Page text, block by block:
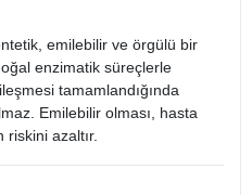
emilebilir ve örgülü bir
enzimatik süreçlerle
tamamlandığında
Emilebilir olması, hasta
riskini azaltır.